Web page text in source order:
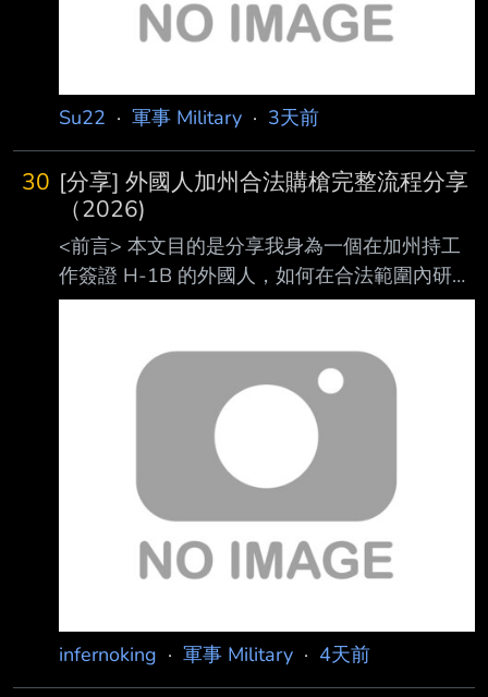
Su22 · 軍事 Military · 3天前
30 [分享] 外國人加州合法購槍完整流程分享
（2026)
<前言> 本文目的是分享我身為一個在加州持工
作簽證 H-1B 的外國人，如何在合法範圍內研究
並 完成購槍流程的個人經驗。 本文紀錄的是我
規、各州法律、費用及店家 政策都可能隨時間
改變；每個人的移民身分、居住狀況及背景也不
盡相同。如果有實際購 槍需求，請自行查詢相
關官方機構的最新規定，並向願意承辦的店家確
認。 本人不是律師，也不是槍械方面的專業人
士，本文不構成法律意見或購槍建議，僅整理我
查到的資料與親身經歷。雖然發文前已盡量查
證，但仍可能因理解錯誤、法規更新或不
infernoking · 軍事 Military · 4天前